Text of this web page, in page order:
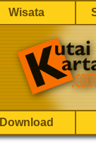
Wisata
Download